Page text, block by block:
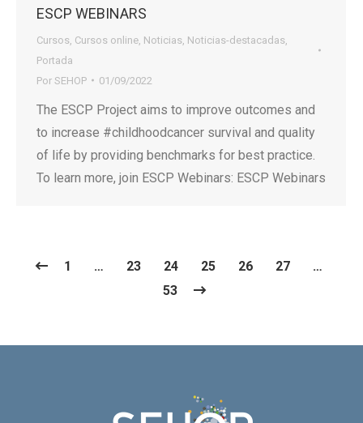
ESCP WEBINARS
Cursos Cursos online Noticias Noticias-destacadas
Portada
Por SEHOP 01/09/2022
The ESCP Project aims to improve outcomes and
to increase #childhoodcancer survival and quality
of life by providing benchmarks for best practice.
To learn more, join ESCP Webinars: ESCP Webinars
1 … 23 24 25 26 27
…
53